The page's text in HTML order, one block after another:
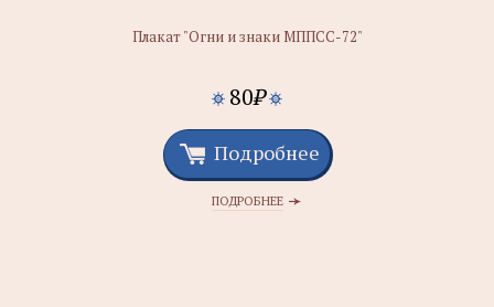
Плакат "Огни и знаки МППСС-72"
80₽
Подробнее
ПОДРОБНЕЕ